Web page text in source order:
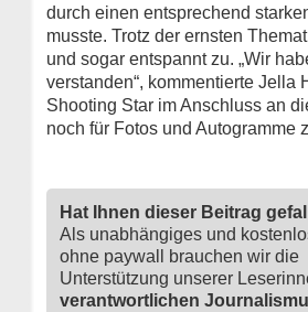
durch einen entsprechend
musste. Trotz der ernsten
und sogar entspannt zu. „Wir
verstanden“, kommentierte Jella
Shooting Star im Anschluss an
noch für Fotos und Autogramme
Hat Ihnen dieser Beitrag
Als unabhängiges und
ohne paywall brauchen wir die
Unterstützung unserer
verantwortlichen